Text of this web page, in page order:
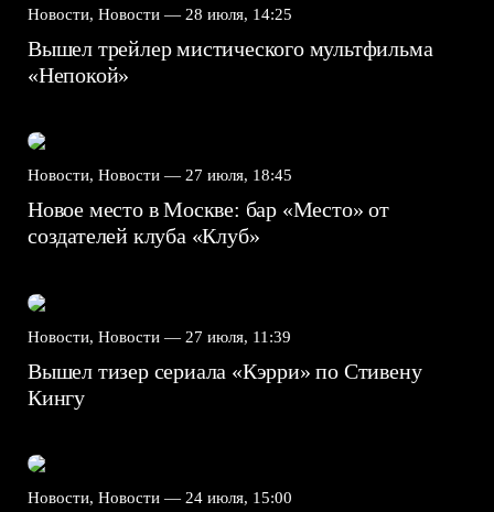
Новости, Новости — 28 июля, 14:25
Вышел трейлер мистического мультфильма
«Непокой»
Новости, Новости — 27 июля, 18:45
Новое место в Москве: бар «Место» от
создателей клуба «Клуб»
Новости, Новости — 27 июля, 11:39
Вышел тизер сериала «Кэрри» по Стивену
Кингу
Новости, Новости — 24 июля, 15:00